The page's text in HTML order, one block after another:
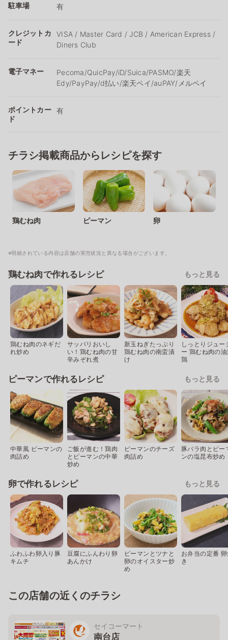
駐車場 有
クレジットカ
ード
VISA / Master Card / JCB / American Express /
Diners Club
電子マネー
Pecoma/QuicPay/iD/Suica/PASMO/楽天
Edy/PayPay/d払い/楽天ペイ/auPAY/メルペイ
ポイントカー
ド
有
チラシ掲載商品からレシピを探す
鶏むね肉 ピーマン 卵
※明細されている内容は店舗の実売状況と異なる場合がございます。
鶏むね肉で作れるレシピ もっと見る
鶏むね肉のネギだ
れ炒め
サッパリおいし
い！鶏むね肉の甘
辛みぞれ煮
新玉ねぎたっぷり
鶏むね肉の南蛮漬
け
しっとりジュー
ー 鶏むね肉の
鶏
ピーマンで作れるレシピ もっと見る
中華風 ピーマンの
肉詰め
ご飯が進む！鶏肉
とピーマンの中華
炒め
ピーマンのチーズ
肉詰め
豚バラ肉とピー
ンの塩昆布炒め
卵で作れるレシピ もっと見る
ふわふわ卵入り豚
キムチ
豆腐にふんわり卵
あんかけ
ピーマンとツナと
卵のオイスター炒
め
お弁当の定番
き
この店舗の近くのチラシ
セイコーマート
南台店